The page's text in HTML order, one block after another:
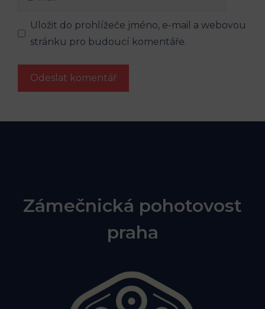
Uložit do prohlížeče jméno, e-mail a webovou
stránku pro budoucí komentáře.
Zámečnická pohotovost
praha